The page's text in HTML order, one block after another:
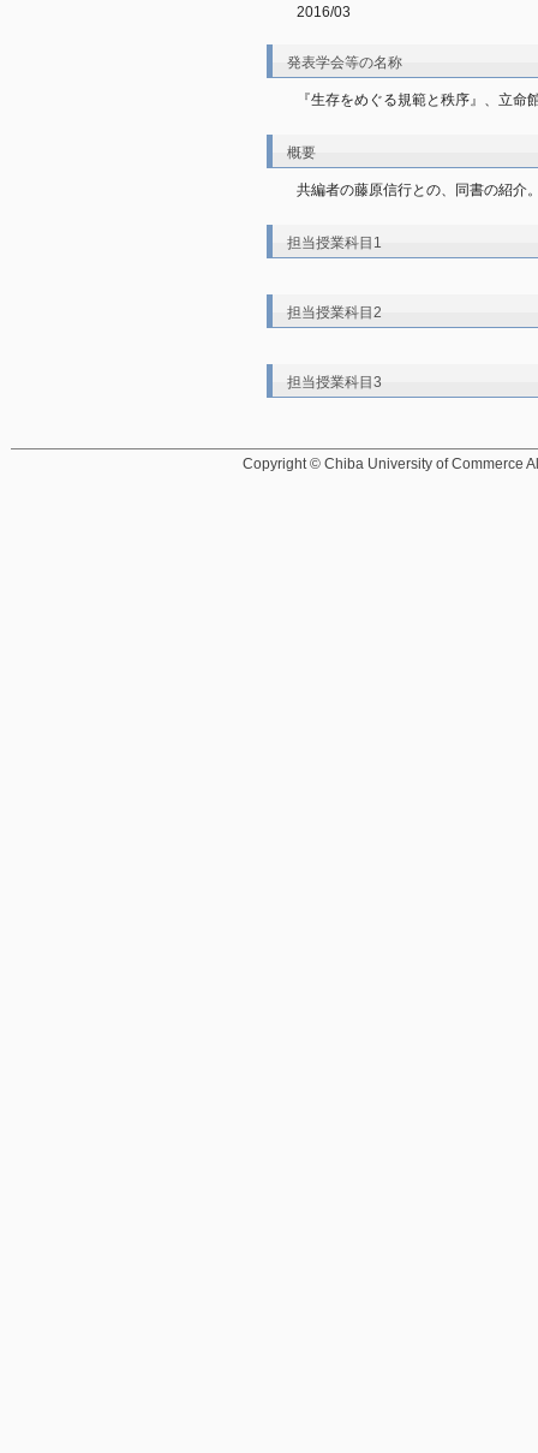
2016/03
発表学会等の名称
『生存をめぐる規範と秩序』、立
概要
共編者の藤原信行との、同書の紹介
担当授業科目1
担当授業科目2
担当授業科目3